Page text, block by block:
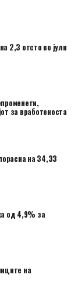
2,3 отсто во јули
за вработеноста
на 34,33
од 4,9% за
на